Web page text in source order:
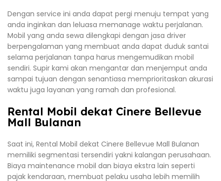
Dengan service ini anda dapat pergi menuju tempat yang
anda inginkan dan leluasa memanage waktu perjalanan.
Mobil yang anda sewa dilengkapi dengan jasa driver
berpengalaman yang membuat anda dapat duduk santai
selama perjalanan tanpa harus mengemudikan mobil
sendiri. Supir kami akan mengantar dan menjemput anda
sampai tujuan dengan senantiasa memprioritaskan akurasi
waktu juga layanan yang ramah dan profesional.
Rental Mobil dekat Cinere Bellevue
Mall Bulanan
Saat ini, Rental Mobil dekat Cinere Bellevue Mall Bulanan
memiliki segmentasi tersendiri yakni kalangan perusahaan.
Biaya maintenance mobil dan biaya ekstra lain seperti
pajak kendaraan, membuat pelaku usaha lebih memilih